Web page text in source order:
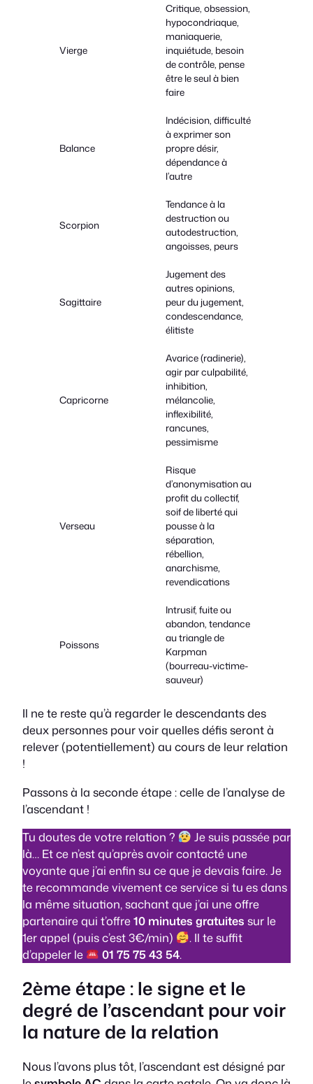
Vierge
Critique, obsession,
hypocondriaque,
maniaquerie,
inquiétude, besoin
de contrôle, pense
être le seul à bien
faire
Balance
Indécision, difficulté
à exprimer son
propre désir,
dépendance à
l’autre
Scorpion
Tendance à la
destruction ou
autodestruction,
angoisses, peurs
Sagittaire
Jugement des
autres opinions,
peur du jugement,
condescendance,
élitiste
Capricorne
Avarice (radinerie),
agir par culpabilité,
inhibition,
mélancolie,
inflexibilité,
rancunes,
pessimisme
Verseau
Risque
d’anonymisation au
profit du collectif,
soif de liberté qui
pousse à la
séparation,
rébellion,
anarchisme,
revendications
Poissons
Intrusif, fuite ou
abandon, tendance
au triangle de
Karpman
(bourreau-victime-
sauveur)
Il ne te reste qu’à regarder le descendants des
deux personnes pour voir quelles défis seront à
relever (potentiellement) au cours de leur relation
!
Passons à la seconde étape : celle de l’analyse de
l’ascendant !
Tu doutes de votre relation ?
Je suis passée par
là… Et ce n’est qu’après avoir contacté une
voyante que j’ai enfin su ce que je devais faire. Je
te recommande vivement ce service si tu es dans
la même situation, sachant que j’ai une offre
partenaire qui t’offre10 minutes gratuites sur le
1er appel (puis c’est3€/min)
. Il te suffit
d’appeler le
01 75 75 43 54.
2ème étape : le signe et le
degré de l’ascendant pour voir
la nature de la relation
Nous l’avons plus tôt, l’ascendant est désigné par